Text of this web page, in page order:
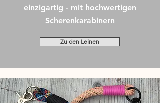
einzigartig - mit hochwertigen
Scherenkarabinern
Zu den Leinen